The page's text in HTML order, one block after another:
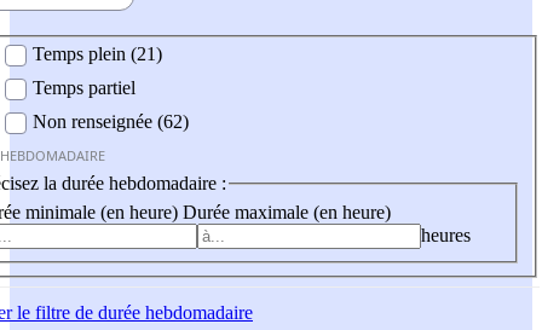
Temps plein (21)
Temps partiel
Non renseignée (62)
la durée hebdomadaire :
minimale (en heure) Durée maximale (en heure)
heures
le filtre de durée hebdomadaire